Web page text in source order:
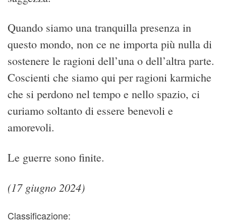
Quando siamo una tranquilla presenza in
questo mondo, non ce ne importa più nulla di
sostenere le ragioni dell’una o dell’altra parte.
Coscienti che siamo qui per ragioni karmiche
che si perdono nel tempo e nello spazio, ci
curiamo soltanto di essere benevoli e
amorevoli.
Le guerre sono finite.
(17 giugno 2024)
Classificazione: